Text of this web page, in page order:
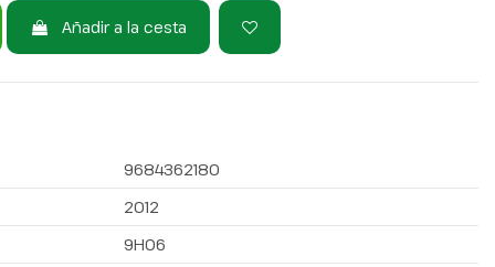
Añadir a la cesta
9684362180
2012
9H06